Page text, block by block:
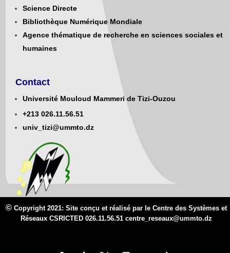
Science Directe
Bibliothèque Numérique Mondiale
Agence thématique de recherche en sciences sociales et
humaines
Contact
Université Mouloud Mammeri de Tizi-Ouzou
+213 026.11.56.51
univ_tizi@ummto.dz
© Copyright 2021: Site conçu et réalisé par le Centre des Systèmes et
Réseaux CSRICTED 026.11.56.51 centre_reseaux@ummto.dz